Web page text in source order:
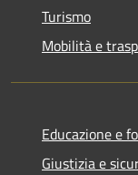
Turismo
Mobilità e
Educazione e
Giustizia e